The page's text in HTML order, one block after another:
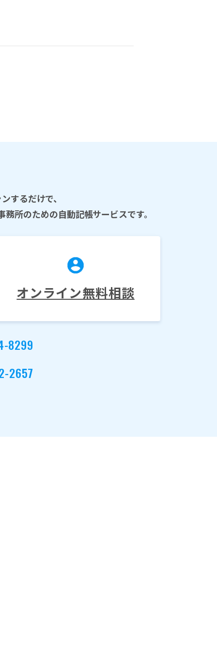
するだけで、
所のための自動記帳サービスです。
オンライン無料相談
8299
2657